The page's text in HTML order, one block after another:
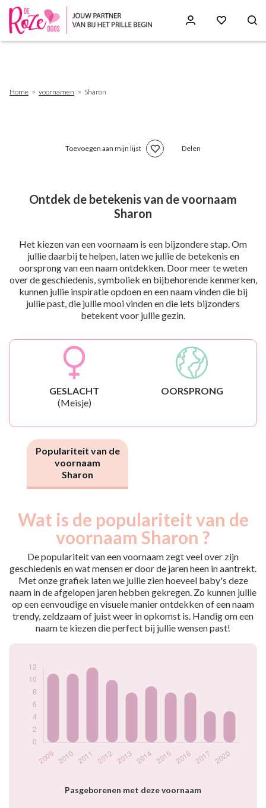
Home voornamen Sharon
Toevoegen aan mijn lijst Delen
Ontdek de betekenis van de voornaam
Sharon
Het kiezen van een voornaam is een bijzondere stap. Om
jullie daarbij te helpen, laten we jullie de betekenis en
oorsprong van een naam ontdekken. Door meer te weten
over de geschiedenis, symboliek en bijbehorende kenmerken,
kunnen jullie inspiratie opdoen en een naam vinden die bij
jullie past, die jullie mooi vinden en die iets bijzonders
betekent voor jullie gezin.
GESLACHT
(Meisje)
OORSPRONG
Populariteit van de
voornaam
Sharon
Wat is de populariteit van de
voornaam Sharon ?
De populariteit van een voornaam zegt veel over zijn
geschiedenis en wat mensen er door de jaren heen in aantrekt.
Met onze grafiek laten we jullie zien hoeveel baby's deze
naam in de afgelopen jaren hebben gekregen. Zo kunnen jullie
op een eenvoudige en visuele manier ontdekken of een naam
trendy, zeldzaam of juist weer in opkomst is. Handig om een
naam te kiezen die perfect bij jullie wensen past!
Pasgeborenen met deze voornaam
Popularité du
prénom Sharon par
Année
Nouveaux-
nés
2010
11
2011
12
2012
10
2013
8
2014
9
2015
8
8